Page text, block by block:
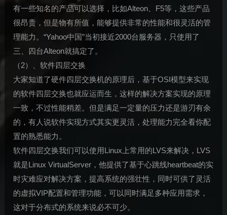
有一些知名的产品可以选择，比如Alteon、F5等，这些产品
很昂贵，但是物有所值，能够提供非常的性能和很灵活的管
理能力。“Yahoo中国”当初接近2000台服务器，只使用了
三、四台Alteon就搞定了。
（2）、软件四层交换
大家知道了硬件四层交换机的原理后，基于OSI模型来实现
的软件四层交换也就应运而生，这样的解决方案实现的原理
一致，不过性能稍差。但是满足一定量的压力还是游刃有余
的，有人说软件实现方式其实更灵活，处理能力完全看你配
置的熟悉能力。
软件四层交换我们可以使用Linux上常用的LVS来解决，LVS
就是Linux VirtualServer，他提供了基于心跳线heartbeat的实
时灾难应对解决方案，提高系统的强壮性，同时可供了灵活
的虚拟VIP配置和管理功能，可以同时满足多种应用需求，
这对于分布式的系统来说必不可少。